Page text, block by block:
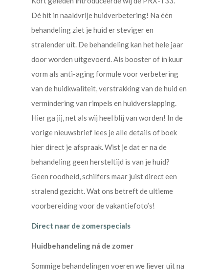
Dé hit in naaldvrije huidverbetering! Na één
behandeling ziet je huid er steviger en
stralender uit. De behandeling kan het hele jaar
door worden uitgevoerd. Als booster of in kuur
vorm als anti-aging formule voor verbetering
van de huidkwaliteit, verstrakking van de huid en
vermindering van rimpels en huidverslapping.
Hier ga jij, net als wij heel blij van worden! In de
vorige nieuwsbrief lees je alle details of boek
hier direct je afspraak. Wist je dat er na de
behandeling geen hersteltijd is van je huid?
Geen roodheid, schilfers maar juist direct een
stralend gezicht. Wat ons betreft de ultieme
voorbereiding voor de vakantiefoto’s!
Direct naar de zomerspecials
Huidbehandeling ná de zomer
Sommige behandelingen voeren we liever uit na